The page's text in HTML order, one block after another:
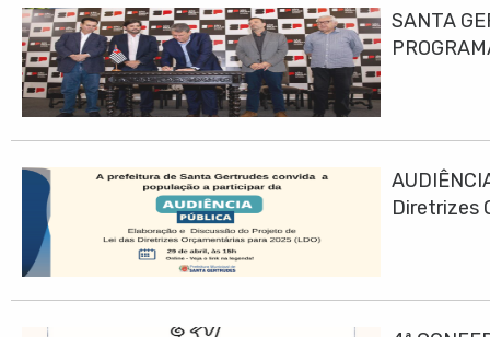
SANTA
Diretrizes